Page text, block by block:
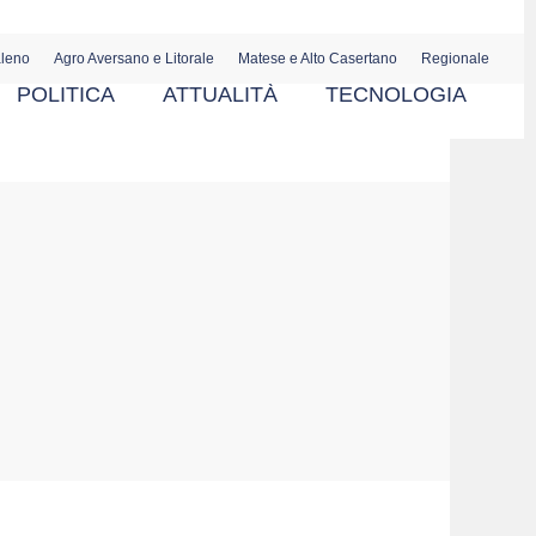
Agro Aversano e Litorale Matese e Alto Casertano Regionale
POLITICA ATTUALITÀ TECNOLOGIA